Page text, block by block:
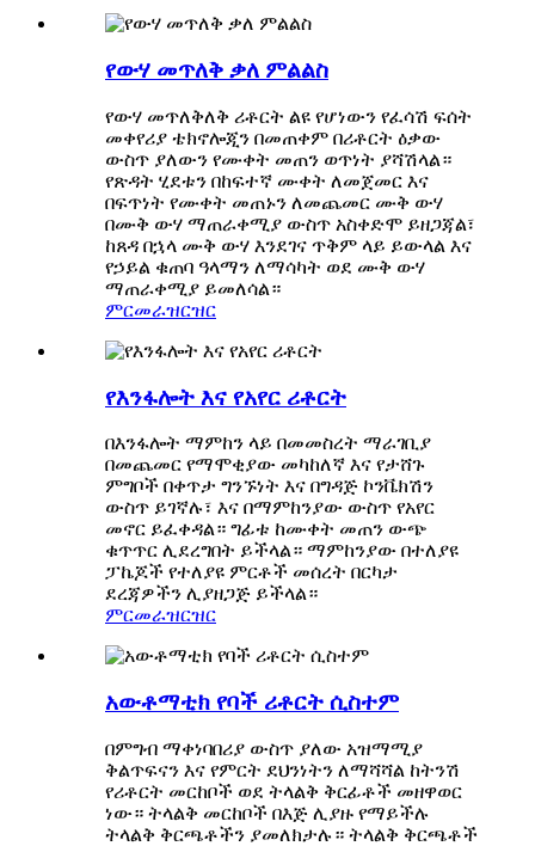
የውሃ መጥለቅ ቃለ ምልልስ
የውሃ መጥለቅለቅ ሪቶርት ልዩ የሆነውን የፈሳሽ ፍሰት
መቀየሪያ ቴክኖሎጂን በመጠቀም በሪቶርት ዕቃው
ውስጥ ያለውን የሙቀት መጠን ወጥነት ያሻሽላል።
የጽዳት ሂደቱን በከፍተኛ ሙቀት ለመጀመር እና
በፍጥነት የሙቀት መጠኑን ለመጨመር ሙቅ ውሃ
በሙቅ ውሃ ማጠራቀሚያ ውስጥ አስቀድሞ ይዘጋጃል፣
ከጸዳ በኋላ ሙቅ ውሃ እንደገና ጥቅም ላይ ይውላል እና
የኃይል ቁጠባ ዓላማን ለማሳካት ወደ ሙቅ ውሃ
ማጠራቀሚያ ይመለሳል።
ምርመራዝርዝር
የእንፋሎት እና የአየር ሪቶርት
በእንፋሎት ማምከን ላይ በመመስረት ማራገቢያ
በመጨመር የማሞቂያው መካከለኛ እና የታሸጉ
ምግቦች በቀጥታ ግንኙነት እና በግዳጅ ኮንቬክሽን
ውስጥ ይገኛሉ፣ እና በማምከንያው ውስጥ የአየር
መኖር ይፈቀዳል። ግፊቱ ከሙቀት መጠን ውጭ
ቁጥጥር ሊደረግበት ይችላል። ማምከንያው በተለያዩ
ፓኬጆች የተለያዩ ምርቶች መሰረት በርካታ
ደረጃዎችን ሊያዘጋጅ ይችላል።
ምርመራዝርዝር
አውቶማቲክ የባች ሪቶርት ሲስተም
በምግብ ማቀነባበሪያ ውስጥ ያለው አዝማሚያ
ቅልጥፍናን እና የምርት ደህንነትን ለማሻሻል ከትንሽ
የሪቶርት መርከቦች ወደ ትላልቅ ቅርፊቶች መዘዋወር
ነው። ትላልቅ መርከቦች በእጅ ሊያዙ የማይችሉ
ትላልቅ ቅርጫቶችን ያመለክታሉ። ትላልቅ ቅርጫቶች